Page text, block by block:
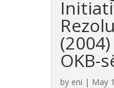
OKB-
by eni | May